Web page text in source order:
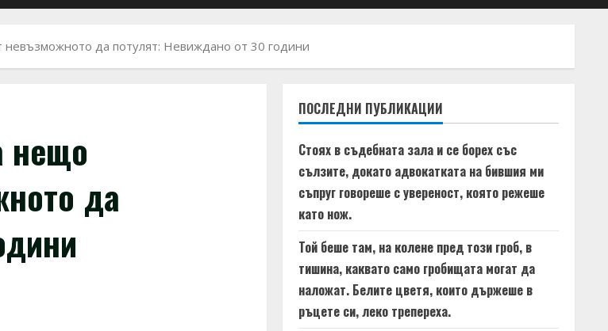
невъзможното да потулят: Невиждано от 30 години
нещо
да
ПОСЛЕДНИ ПУБЛИКАЦИИ
Стоях в съдебната зала и се борех със
сълзите, докато адвокатката на бившия ми
съпруг говореше с увереност, която режеше
като нож.
Той беше там, на колене пред този гроб, в
тишина, каквато само гробищата могат да
наложат. Белите цветя, които държеше в
ръцете си, леко трепереха.